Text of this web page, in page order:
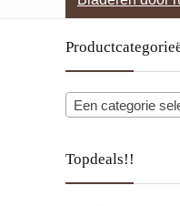
Een categorie
Topdeals!!